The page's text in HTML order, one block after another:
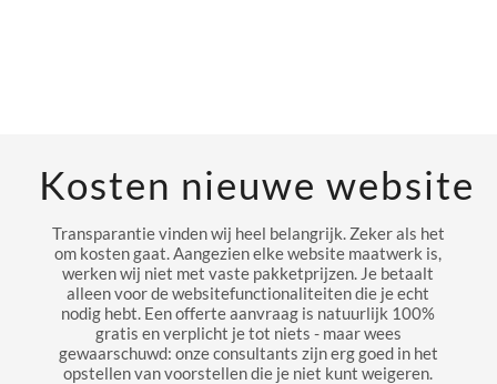
Kosten nieuwe website
Transparantie vinden wij heel belangrijk. Zeker als het
om kosten gaat. Aangezien elke website maatwerk is,
werken wij niet met vaste pakketprijzen. Je betaalt
alleen voor de websitefunctionaliteiten die je echt
nodig hebt. Een offerte aanvraag is natuurlijk 100%
gratis en verplicht je tot niets - maar wees
gewaarschuwd: onze consultants zijn erg goed in het
opstellen van voorstellen die je niet kunt weigeren.